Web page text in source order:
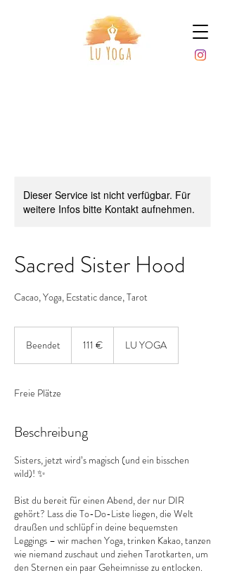
Dieser Service ist nicht verfügbar. Für
weitere Infos bitte Kontakt aufnehmen.
Sacred Sister Hood
Cacao, Yoga, Ecstatic dance, Tarot
Beendet
t
111 € LU YOGA
Freie Plätze
Beschreibung
Sisters, jetzt wird’s magisch (und ein bisschen
wild)! ✨
Bist du bereit für einen Abend, der nur DIR
gehört? Lass die To-Do-Liste liegen, die Welt
draußen und schlüpf in deine bequemsten
Leggings – wir machen Yoga, trinken Kakao, tanzen
wie niemand zuschaut und ziehen Tarotkarten, um
den Sternen ein paar Geheimnisse zu entlocken.